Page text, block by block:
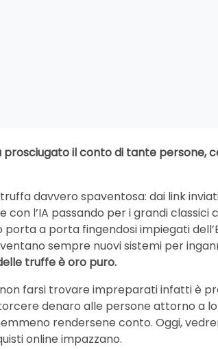
il conto di tante persone,
davvero spaventosa: dai link
con l’IA passando per i grandi
porta a porta fingendosi impiegati
sempre nuovi sistemi per
truffe è oro puro.
non farsi trovare impreparati infatti è
denaro alle persone attorno a
rendersene conto. Oggi,
online impazzano.